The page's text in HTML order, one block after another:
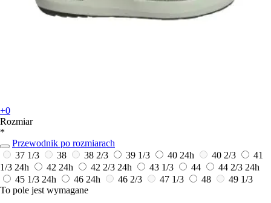
+0
Rozmiar
*
Przewodnik po rozmiarach
37 1/3
38 38 2/3 39 1/3 40 24h 40 2/3
41
1/3 24h 42 24h 42 2/3 24h 43 1/3 44 44 2/3 24h
45 1/3 24h 46 24h 46 2/3 47 1/3 48
49 1/3
To pole jest wymagane